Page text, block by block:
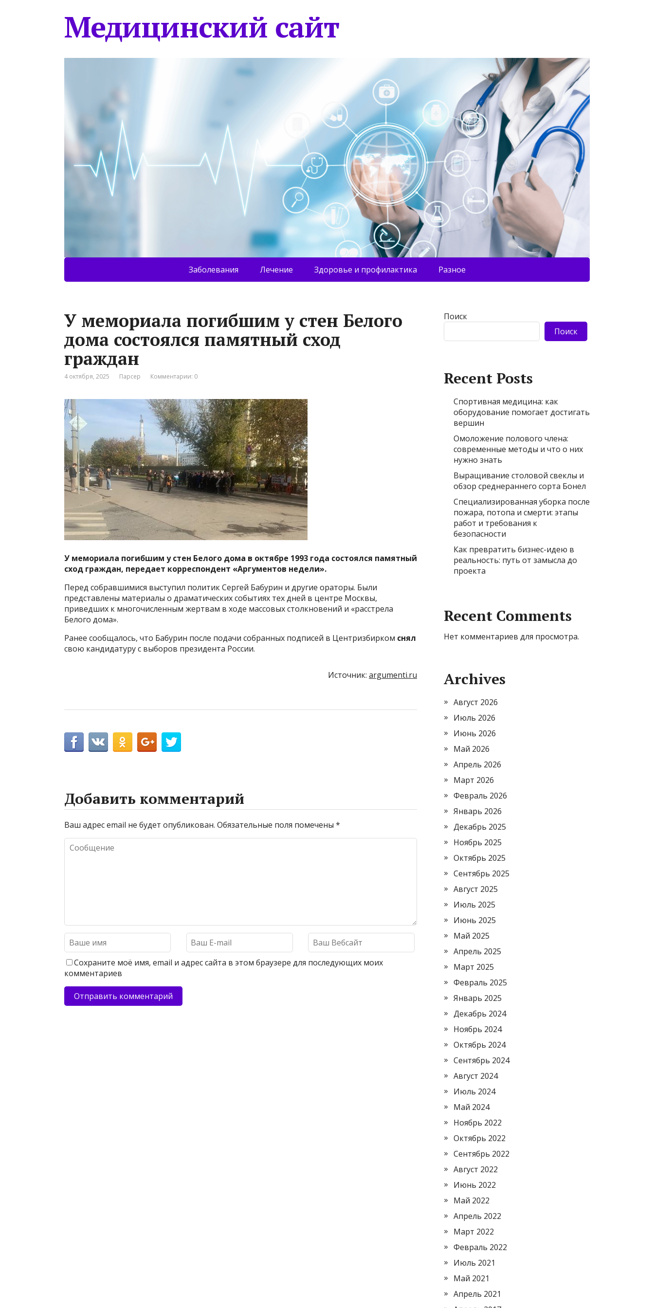
Медицинский сайт
Заболевания Лечение Здоровье и профилактика Разное
У мемориала погибшим у стен Белого
дома состоялся памятный сход
граждан
4 октября, 2025 Парсер Комментарии: 0
У мемориала погибшим у стен Белого дома в октябре 1993 года состоялся памятный
сход граждан, передает корреспондент «Аргументов недели».
Перед собравшимися выступил политик Сергей Бабурин и другие ораторы. Были
представлены материалы о драматических событиях тех дней в центре Москвы,
приведших к многочисленным жертвам в ходе массовых столкновений и «расстрела
Белого дома».
Ранее сообщалось, что Бабурин после подачи собранных подписей в Центризбирком снял
свою кандидатуру с выборов президента России.
Источник: argumenti.ru
Добавить комментарий
Ваш адрес email не будет опубликован. Обязательные поля помечены *
Сохраните моё имя, email и адрес сайта в этом браузере для последующих моих
комментариев
Поиск
Поиск
Recent Posts
Спортивная медицина: как
оборудование помогает достигать
вершин
Омоложение полового члена:
современные методы и что о них
нужно знать
Выращивание столовой свеклы и
обзор среднераннего сорта Бонел
Специализированная уборка после
пожара, потопа и смерти: этапы
работ и требования к
безопасности
Как превратить бизнес-идею в
реальность: путь от замысла до
проекта
Recent Comments
Нет комментариев для просмотра.
Archives
Август 2026
Июль 2026
Июнь 2026
Май 2026
Апрель 2026
Март 2026
Февраль 2026
Январь 2026
Декабрь 2025
Ноябрь 2025
Октябрь 2025
Сентябрь 2025
Август 2025
Июль 2025
Июнь 2025
Май 2025
Апрель 2025
Март 2025
Февраль 2025
Январь 2025
Декабрь 2024
Ноябрь 2024
Октябрь 2024
Сентябрь 2024
Август 2024
Июль 2024
Май 2024
Ноябрь 2022
Октябрь 2022
Сентябрь 2022
Август 2022
Июнь 2022
Май 2022
Апрель 2022
Март 2022
Февраль 2022
Июль 2021
Май 2021
Апрель 2021